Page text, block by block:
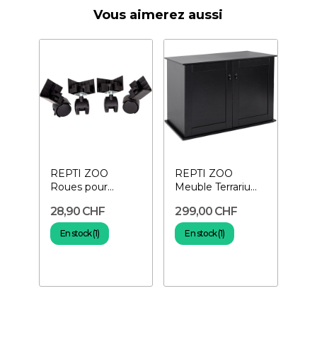
Vous aimerez aussi
REPTI ZOO
Roues pour
Zoo
28,90 CHF
En stock (1)
REPTI ZOO
Meuble Terrarium
299,00 CHF
En stock (1)